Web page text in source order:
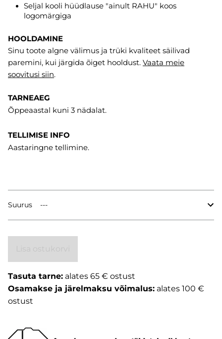
Seljal kooli hüüdlause "ainult RAHU" koos
logomärgiga
HOOLDAMINE
Sinu toote algne välimus ja trüki kvaliteet säilivad
paremini, kui järgida õiget hooldust. Vaata meie
soovitusi siin.
TARNEAEG
Õppeaastal kuni 3 nädalat.
TELLIMISE INFO
Aastaringne tellimine.
Suurus
Tasuta tarne: alates 65 € ostust
Osamakse ja järelmaksu võimalus: alates 100 €
ostust